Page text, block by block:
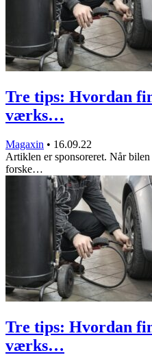
Tre tips: Hvordan
værks…
Magaxin • 16.09.22
Artiklen er sponsoreret. Når
forske…
Tre tips: Hvordan
værks…